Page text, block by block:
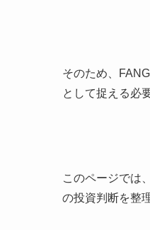
そのため、
として捉える必
このページでは
の投資判断を整